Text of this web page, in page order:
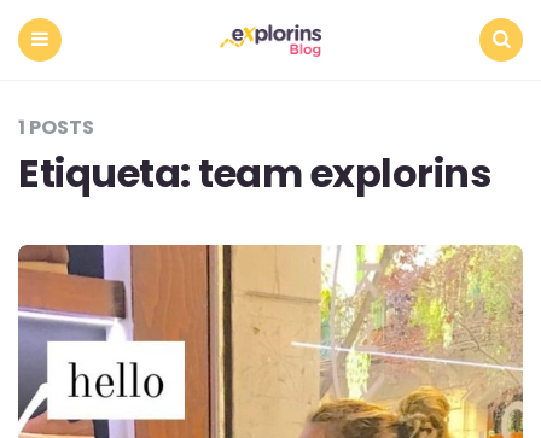
1 POSTS
Etiqueta:team explorins